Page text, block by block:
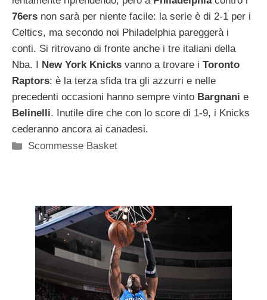
76ers non sarà per niente facile: la serie è di 2-1 per i
Celtics, ma secondo noi Philadelphia pareggerà i
conti. Si ritrovano di fronte anche i tre italiani della
Nba. I
New York Knicks vanno a trovare i Toronto
Raptors: è la terza sfida tra gli azzurri e nelle
precedenti occasioni hanno sempre vinto Bargnani e
Belinelli. Inutile dire che con lo score di 1-9, i Knicks
cederanno ancora ai canadesi.
Categorie
Scommesse Basket